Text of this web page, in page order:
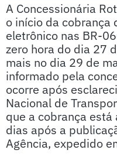
A Concessionária
o início da cobrança
eletrônico nas BR-
zero hora do dia 27
mais no dia 29 de
informado pela
ocorre após
Nacional de
que a cobrança
dias após a
Agência, expedido